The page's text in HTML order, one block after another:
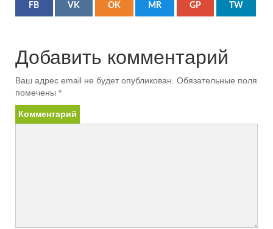
FB VK OK MR GP TW
Добавить комментарий
Ваш адрес email не будет опубликован. Обязательные поля
помечены *
Комментарий